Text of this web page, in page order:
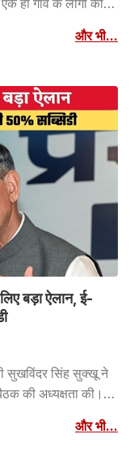
ही गांव के लोगों की
और भी...
बड़ा ऐलान, ई-
सुखविंदर सिंह सुक्खू ने
की अध्यक्षता की।
लाभार्थियों तकऔर भी...